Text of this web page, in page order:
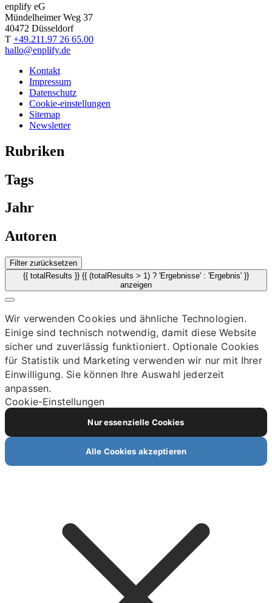
enplify eG
Mündelheimer Weg 37
40472 Düsseldorf
T +49.211.97 26 65.00
hallo@enplify.de
Kontakt
Impressum
Datenschutz
Cookie-einstellungen
Sitemap
Newsletter
Rubriken
Tags
Jahr
Autoren
Filter zurücksetzen
{{ totalResults }} {{ (totalResults > 1) ? 'Ergebnisse' : 'Ergebnis' }}
anzeigen
Wir verwenden Cookies und ähnliche Technologien.
Einige sind technisch notwendig, damit diese Website
sicher und zuverlässig funktioniert. Optionale Cookies
für Statistik und Marketing verwenden wir nur mit Ihrer
Einwilligung. Sie können Ihre Auswahl jederzeit
anpassen.
Cookie-Einstellungen
Nur essenzielle Cookies
Alle Cookies akzeptieren